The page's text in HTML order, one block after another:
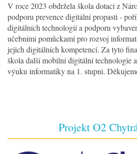
V roce 2023 obdržela škola dotaci z
podporu prevence digitální propasti -
digitálních technologií a podporu
učebními pomůckami pro rozvoj
jejich digitálních kompetencí. Za tyto
škola další mobilní digitální technologie
výuku informatiky na 1. stupni.
Projekt O2